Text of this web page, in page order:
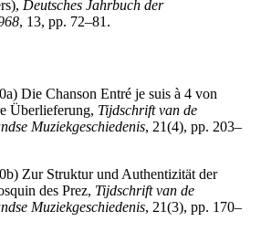
Deutsches Jahrbuch der
, 13, pp. 72–81.
Die Chanson Entré je suis à 4 von
Überlieferung, Tijdschrift van de
Muziekgeschiedenis, 21(4), pp. 203–
Zur Struktur und Authentizität der
des Prez, Tijdschrift van de
Muziekgeschiedenis, 21(3), pp. 170–